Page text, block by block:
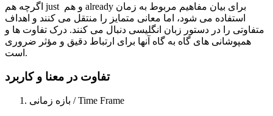
اگرچه هم just و هم already برای بیان مفاهیم مربوط به زمان
استفاده می شود، اما معانی متمایز را منتقل می کنند و اهداف
متفاوتی را در دستور زبان انگلیسی دنبال می کنند. درک تفاوت ها و
همپوشانی های گاه به گاه آنها برای ارتباط دقیق و مؤثر ضروری
است.
تفاوت در معنا و کاربرد
بازه زمانی / Time Frame